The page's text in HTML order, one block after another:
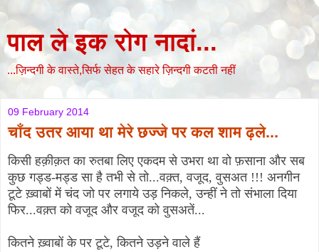
पाल ले इक रोग नादां...
...ज़िन्दगी के वास्ते,सिर्फ सेहत के सहारे ज़िन्दगी कटती नहीं
09 February 2014
चाँद उतर आया था मेरे छज्जे पर कल शाम ढ़ले...
किसी हक़ीक़त का रुतबा लिए एकदम से उभरा था वो फ़साना और सब
कुछ गड्ड-मड्ड सा है तभी से तो...वक़्त, वजूद, वुसअत !!! अनगीन
टूटे ख़्वाबों में चंद जो पर लगाये उड़ निकले, उन्हीं ने तो संभाला दिया
फिर...वक़्त को वजूद और वजूद को वुसअतें...
कितने ख़्वाबों के पर टूटे,कितने उड़ने वाले हैं